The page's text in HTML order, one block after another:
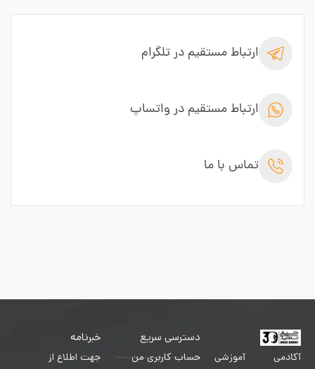
ارتباط مستقیم در تلگرام
ارتباط مستقیم در واتساپ
تماس با ما
آکادمی آموزشی
دسترسی سریع
حساب کاربری من
خبرنامه
جهت اطلاع از